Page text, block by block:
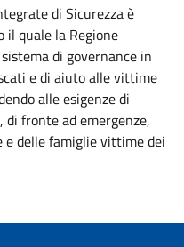
di Sicurezza è
quale la Regione
di governance in
e di aiuto alle vittime
alle esigenze di
fronte ad emergenze,
e delle famiglie vittime dei